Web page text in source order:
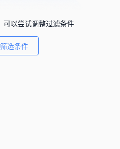
可以尝试调整过滤条件
选条件